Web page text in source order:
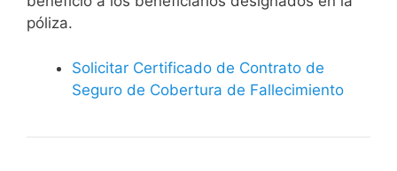
póliza.
Solicitar Certificado de Contrato de
Seguro de Cobertura de Fallecimiento